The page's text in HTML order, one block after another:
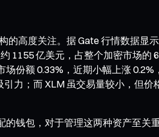
高度关注。据 Gate 行情数据显
1155 亿美元，占整个加密市场
份额 0.33%，近期小幅上涨
力；而 XLM 虽交易量较小，但
钱包，对于管理这两种资产至关重